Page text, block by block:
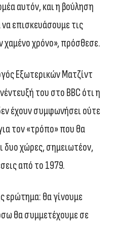
αυτόν, και η βούληση
επισκευάσουμε τις
χαμένο χρόνο», πρόσθεσε.
Εξωτερικών Ματζίντ
του στο BBC ότι η
έχουν συμφωνήσει ούτε
τον «τρόπο» που θα
δυο χώρες, σημειωτέον,
από το 1979.
ερώτημα: θα γίνουμε
θα συμμετέχουμε σε